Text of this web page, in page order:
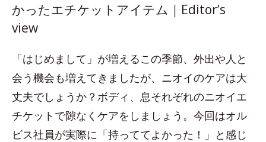
かったエチケットアイテム｜Editor’s
view
「はじめまして」が増えるこの季節、外出や人と
会う機会も増えてきましたが、ニオイのケアは大
丈夫でしょうか？ボディ、息それぞれのニオイエ
チケットで隙なくケアをしましょう。今回はオル
ビス社員が実際に「持っててよかった！」と感じ